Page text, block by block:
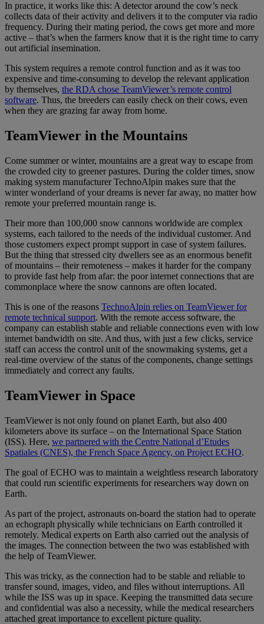
In practice, it works like this: A detector around the cow’s neck
collects data of their activity and delivers it to the computer via radio
frequency. During their mating period, the cows get more and more
active – that’s when the farmers know that it is the right time to carry
out artificial insemination.
This system requires a remote control function and as it was too
expensive and time-consuming to develop the relevant application
by themselves, the RDA chose TeamViewer’s remote control
software. Thus, the breeders can easily check on their cows, even
when they are grazing far away from home.
TeamViewer in the Mountains
Come summer or winter, mountains are a great way to escape from
the crowded city to greener pastures. During the colder times, snow
making system manufacturer TechnoAlpin makes sure that the
winter wonderland of your dreams is never far away, no matter how
remote your preferred mountain range is.
Their more than 100,000 snow cannons worldwide are complex
systems, each tailored to the needs of the individual customer. And
those customers expect prompt support in case of system failures.
But the thing that stressed city dwellers see as an enormous benefit
of mountains – their remoteness – makes it harder for the company
to provide fast help from afar: the poor internet connections that are
commonplace where the snow cannons are often located.
This is one of the reasons TechnoAlpin relies on TeamViewer for
remote technical support. With the remote access software, the
company can establish stable and reliable connections even with low
internet bandwidth on site. And thus, with just a few clicks, service
staff can access the control unit of the snowmaking systems, get a
real-time overview of the status of the components, change settings
immediately and correct any faults.
TeamViewer in Space
TeamViewer is not only found on planet Earth, but also 400
kilometers above its surface – on the International Space Station
(ISS). Here, we partnered with the Centre National d’Etudes
Spatiales (CNES), the French Space Agency, on Project ECHO.
The goal of ECHO was to maintain a weightless research laboratory
that could run scientific experiments for researchers way down on
Earth.
As part of the project, astronauts on-board the station had to operate
an echograph physically while technicians on Earth controlled it
remotely. Medical experts on Earth also carried out the analysis of
the images. The connection between the two was established with
the help of TeamViewer.
This was tricky, as the connection had to be stable and reliable to
transfer sound, images, video, and files without interruptions. All
while the ISS was up in space. Keeping the transmitted data secure
and confidential was also a necessity, while the medical researchers
attached great importance to excellent picture quality.